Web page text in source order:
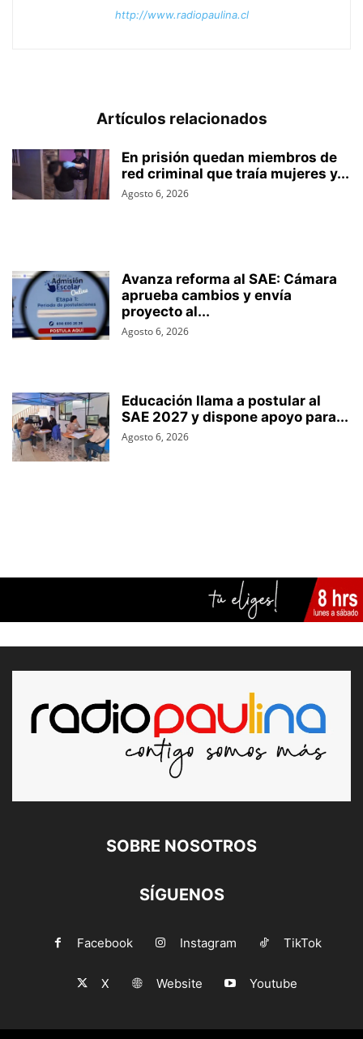
http://www.radiopaulina.cl
Artículos relacionados
En prisión quedan miembros de
red criminal que traía mujeres y...
Agosto 6, 2026
Avanza reforma al SAE: Cámara
aprueba cambios y envía
proyecto al...
Agosto 6, 2026
Educación llama a postular al
SAE 2027 y dispone apoyo para...
Agosto 6, 2026
SOBRE NOSOTROS
SÍGUENOS
Facebook Instagram TikTok
X Website Youtube